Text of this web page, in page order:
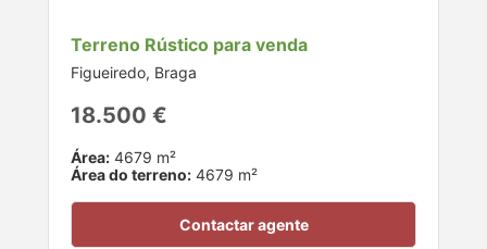
Terreno Rústico para venda
Figueiredo, Braga
18.500 €
Área: 4679 m²
Área do terreno: 4679 m²
Contactar agente